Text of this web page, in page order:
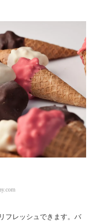
フレッシュできます。バ